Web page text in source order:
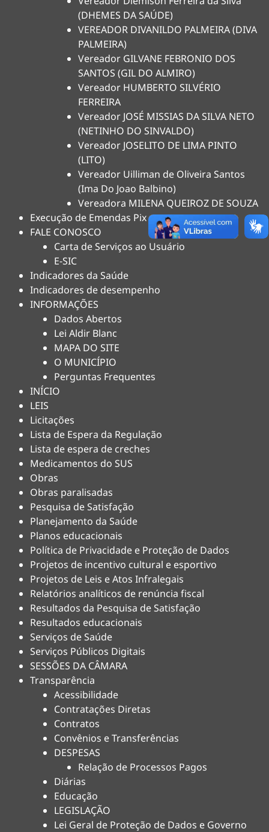
(DHEMES DA SAÚDE)
VEREADOR DIVANILDO PALMEIRA (DIVA
PALMEIRA)
Vereador GILVANE FEBRONIO DOS
SANTOS (GIL DO ALMIRO)
Vereador HUMBERTO SILVÉRIO
FERREIRA
Vereador JOSÉ MISSIAS DA SILVA NETO
(NETINHO DO SINVALDO)
Vereador JOSELITO DE LIMA PINTO
(LITO)
Vereador Uilliman de Oliveira Santos
(Ima Do Joao Balbino)
Vereadora MILENA QUEIROZ DE SOUZA
Execução de Emendas Pix
FALE CONOSCO
Carta de Serviços ao Usuário
E-SIC
Indicadores da Saúde
Indicadores de desempenho
INFORMAÇÕES
Dados Abertos
Lei Aldir Blanc
MAPA DO SITE
O MUNICÍPIO
Perguntas Frequentes
INÍCIO
LEIS
Licitações
Lista de Espera da Regulação
Lista de espera de creches
Medicamentos do SUS
Obras
Obras paralisadas
Pesquisa de Satisfação
Planejamento da Saúde
Planos educacionais
Política de Privacidade e Proteção de Dados
Projetos de incentivo cultural e esportivo
Projetos de Leis e Atos Infralegais
Relatórios analíticos de renúncia fiscal
Resultados da Pesquisa de Satisfação
Resultados educacionais
Serviços de Saúde
Serviços Públicos Digitais
SESSÕES DA CÂMARA
Transparência
Acessibilidade
Contratações Diretas
Contratos
Convênios e Transferências
DESPESAS
Relação de Processos Pagos
Diárias
Educação
LEGISLAÇÃO
Lei Geral de Proteção de Dados e Governo